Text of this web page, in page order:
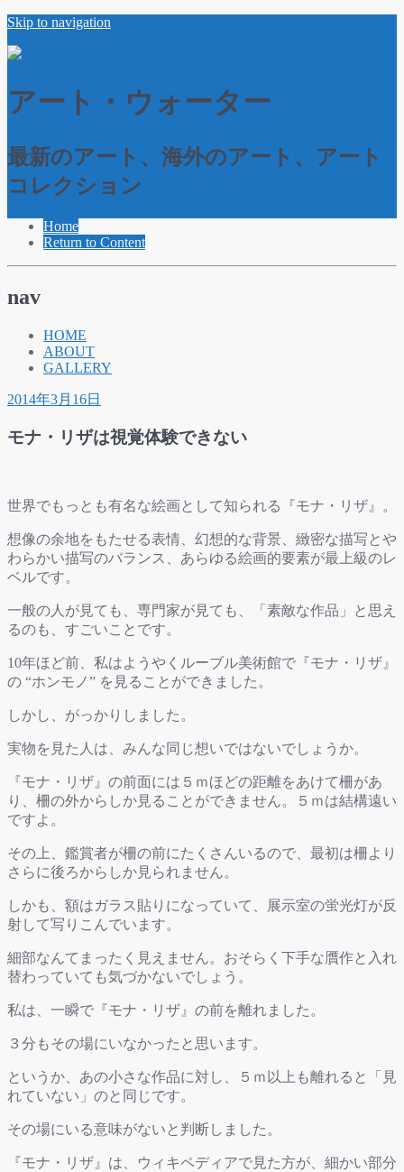
Skip to navigation
アート・ウォーター
最新のアート、海外のアート、アート
コレクション
Home
Return to Content
nav
HOME
ABOUT
GALLERY
2014年3月16日
モナ・リザは視覚体験できない
世界でもっとも有名な絵画として知られる『モナ・リザ』。
想像の余地をもたせる表情、幻想的な背景、緻密な描写とや
わらかい描写のバランス、あらゆる絵画的要素が最上級のレ
ベルです。
一般の人が見ても、専門家が見ても、「素敵な作品」と思え
るのも、すごいことです。
10年ほど前、私はようやくルーブル美術館で『モナ・リザ』
の “ホンモノ” を見ることができました。
しかし、がっかりしました。
実物を見た人は、みんな同じ想いではないでしょうか。
『モナ・リザ』の前面には５ｍほどの距離をあけて柵があ
り、柵の外からしか見ることができません。５ｍは結構遠い
ですよ。
その上、鑑賞者が柵の前にたくさんいるので、最初は柵より
さらに後ろからしか見られません。
しかも、額はガラス貼りになっていて、展示室の蛍光灯が反
射して写りこんでいます。
細部なんてまったく見えません。おそらく下手な贋作と入れ
替わっていても気づかないでしょう。
私は、一瞬で『モナ・リザ』の前を離れました。
３分もその場にいなかったと思います。
というか、あの小さな作品に対し、５ｍ以上も離れると「見
れていない」のと同じです。
その場にいる意味がないと判断しました。
『モナ・リザ』は、ウィキペディアで見た方が、細かい部分